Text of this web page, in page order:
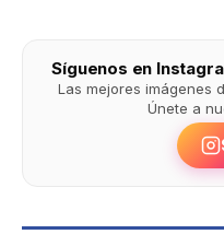
Síguenos en
Las mejores imágenes
Únete a